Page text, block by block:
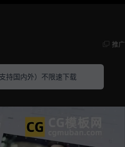
推广
持国内外）不限速下载